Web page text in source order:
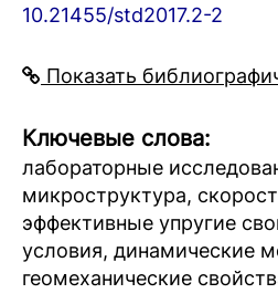
10.21455/std2017.2-2
Показать
Ключевые слова:
лабораторные
микроструктура,
эффективные упругие
условия, динамические
геомеханические